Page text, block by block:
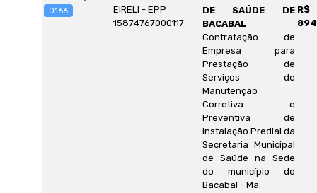
0166
EIRELI - EPP
15874767000117
DE SAÚDE DE
BACABAL
Contratação de
Empresa para
Prestação de
Serviços de
Manutenção
Corretiva e
Preventiva de
Instalação Predial da
Secretaria Municipal
de Saúde na Sede
do município de
Bacabal - Ma.
R$